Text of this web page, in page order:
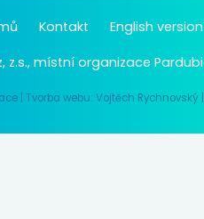
Kontakt
English version
z.s., místní organizace
Tvorba webu: Vojtěch